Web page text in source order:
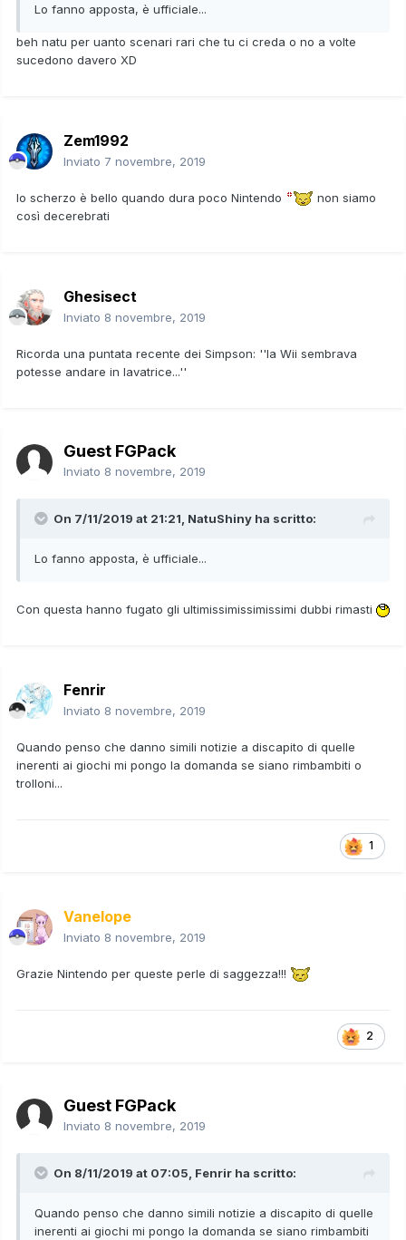
Lo fanno apposta, è ufficiale...
beh natu per uanto scenari rari che tu ci creda o no a volte
sucedono davero XD
Zem1992
Inviato 7 novembre, 2019
lo scherzo è bello quando dura poco Nintendo
non siamo
così decerebrati
Ghesisect
Inviato 8 novembre, 2019
Ricorda una puntata recente dei Simpson: ''la Wii sembrava
potesse andare in lavatrice...''
Guest FGPack
Inviato 8 novembre, 2019
On 7/11/2019 at 21:21, NatuShiny ha scritto:
Lo fanno apposta, è ufficiale...
Con questa hanno fugato gli ultimissimissimissimi dubbi rimasti
Fenrir
Inviato 8 novembre, 2019
Quando penso che danno simili notizie a discapito di quelle
inerenti ai giochi mi pongo la domanda se siano rimbambiti o
trolloni...
1
Vanelope
Inviato 8 novembre, 2019
Grazie Nintendo per queste perle di saggezza!!!
2
Guest FGPack
Inviato 8 novembre, 2019
On 8/11/2019 at 07:05, Fenrir ha scritto:
Quando penso che danno simili notizie a discapito di quelle
inerenti ai giochi mi pongo la domanda se siano rimbambiti